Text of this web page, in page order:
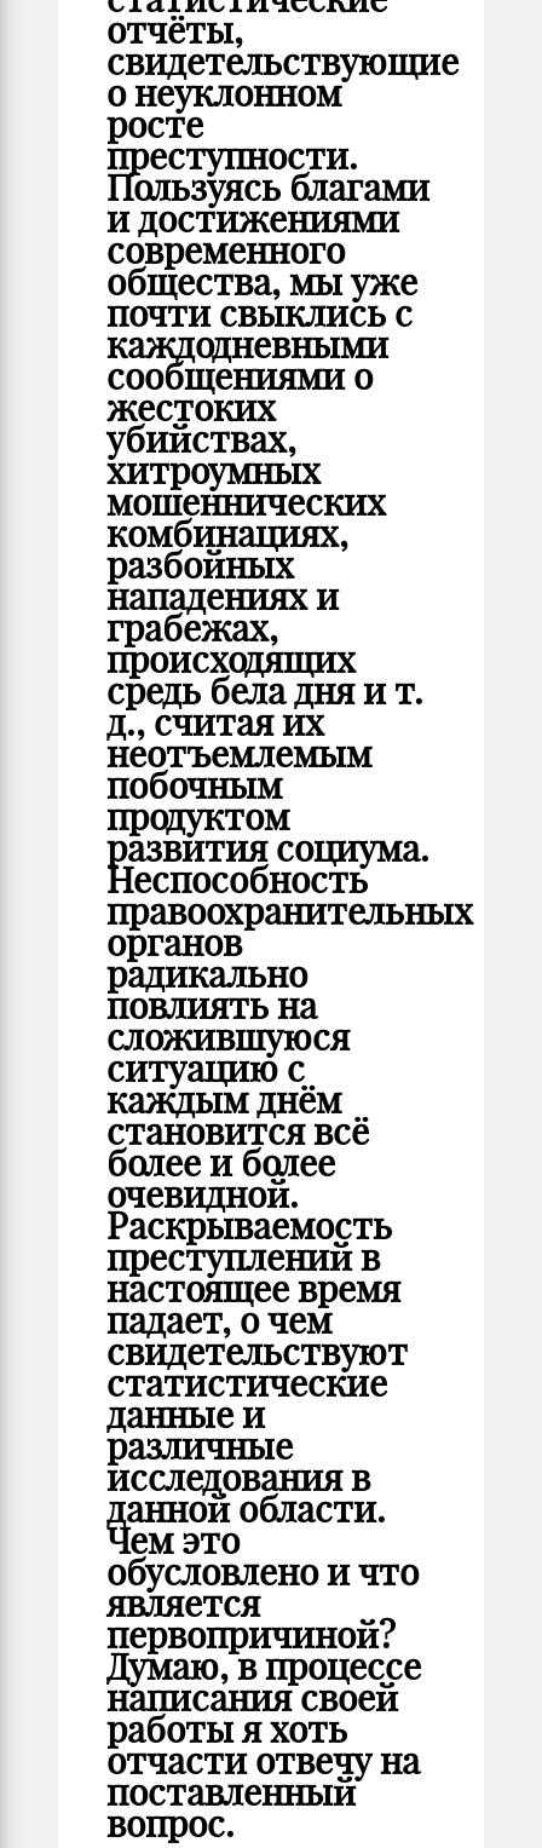
отчёты,
свидетельствующие
о неуклонном
росте
преступности.
Пользуясь благами
и достижениями
современного
общества, мы уже
почти свыклись с
каждодневными
сообщениями о
жестоких
убийствах,
хитроумных
мошеннических
комбинациях,
разбойных
нападениях и
грабежах,
происходящих
средь бела дня и т.
д., считая их
неотъемлемым
побочным
продуктом
развития социума.
Неспособность
правоохранительных
органов
радикально
повлиять на
сложившуюся
ситуацию с
каждым днём
становится всё
более и более
очевидной.
Раскрываемость
преступлений в
настоящее время
падает, о чем
свидетельствуют
статистические
данные и
различные
исследования в
данной области.
Чем это
обусловлено и что
является
первопричиной?
Думаю, в процессе
написания своей
работы я хоть
отчасти отвечу на
поставленный
вопрос.